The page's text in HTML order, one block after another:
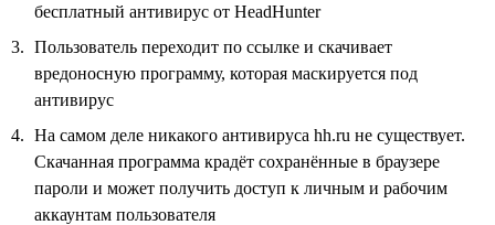
бесплатный антивирус от HeadHunter
Пользователь переходит по ссылке и скачивает
вредоносную программу, которая маскируется под
антивирус
На самом деле никакого антивируса hh.ru не существует.
Скачанная программа крадёт сохранённые в браузере
пароли и может получить доступ к личным и рабочим
аккаунтам пользователя